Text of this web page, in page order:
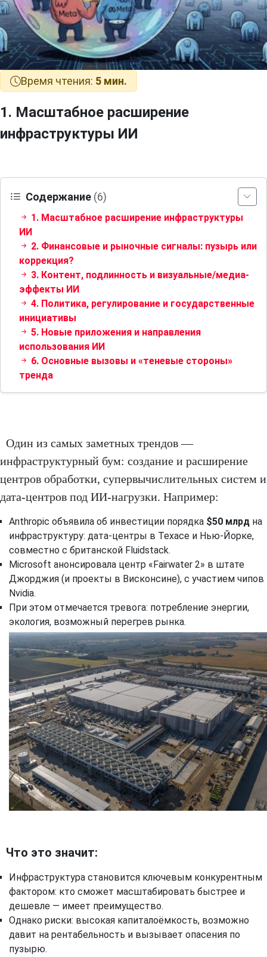
Время чтения: 5 мин.
1. Масштабное расширение
инфраструктуры ИИ
Содержание (6)
1. Масштабное расширение инфраструктуры
ИИ
2. Финансовые и рыночные сигналы: пузырь или
коррекция?
3. Контент, подлинность и визуальные/медиа-
эффекты ИИ
4. Политика, регулирование и государственные
инициативы
5. Новые приложения и направления
использования ИИ
6. Основные вызовы и «теневые стороны»
тренда
Один из самых заметных трендов —
инфраструктурный бум: создание и расширение
центров обработки, супервычислительных систем и
дата-центров под ИИ-нагрузки. Например:
Anthropic объявила об инвестиции порядка $50 млрд на
инфраструктуру: дата-центры в Техасе и Нью-Йорке,
совместно с британской Fluidstack.
Microsoft анонсировала центр «Fairwater 2» в штате
Джорджия (и проекты в Висконсине), с участием чипов
Nvidia.
При этом отмечается тревога: потребление энергии,
экология, возможный перегрев рынка.
Что это значит:
Инфраструктура становится ключевым конкурентным
фактором: кто сможет масштабировать быстрее и
дешевле — имеет преимущество.
Однако риски: высокая капиталоёмкость, возможно
давит на рентабельность и вызывает опасения по
пузырю.